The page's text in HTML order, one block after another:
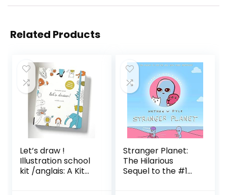
Related Products
Let’s draw !
Illustration school
kit /anglais: A Kit
Stranger Planet:
The Hilarious
Sequel to the #1